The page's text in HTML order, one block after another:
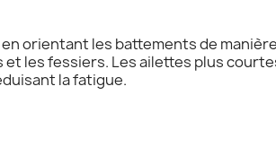
orientant les battements de
les fessiers. Les ailettes plus
la fatigue.